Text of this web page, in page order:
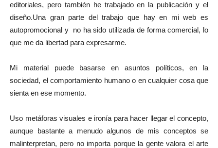
editoriales, pero también he trabajado en la publicación y el
diseño.Una gran parte del trabajo que hay en mi web es
autopromocional y no ha sido utilizada de forma comercial, lo
que me da libertad para expresarme.
Mi material puede basarse en asuntos políticos, en la
sociedad, el comportamiento humano o en cualquier cosa que
sienta en ese momento.
Uso metáforas visuales e ironía para hacer llegar el concepto,
aunque bastante a menudo algunos de mis conceptos se
malinterpretan, pero no importa porque la gente valora el arte